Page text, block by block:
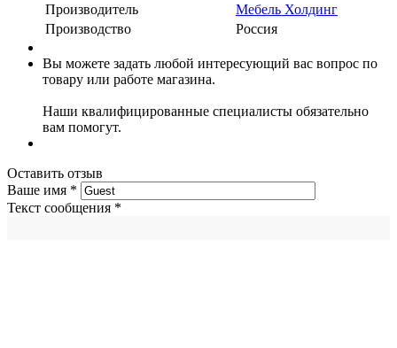
Производитель
Мебель Холдинг
Производство
Россия
Вы можете задать любой интересующий вас вопрос по
товару или работе магазина.
Наши квалифицированные специалисты обязательно
вам помогут.
Оставить отзыв
Ваше имя *
Текст сообщения *